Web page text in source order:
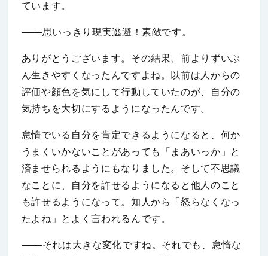
ています。
───思いっきり現実逃避！素敵です。
ありがとうございます。その結果、前よりずいぶ
ん生きやすくなったんですよね。以前は人からの
評価や顔色を気にして行動していたのが、自分の
気持ちを大切にするようになったんです。
怠惰でいる自分を肯定できるようになると、何か
うまくいかないことがあっても「まあいっか」と
済ませられるようにもなりました。そして不思議
なことに、自分を許せるようになると他人のこと
も許せるようになって。知人から「怒らなくなっ
たよね」とよく言われるんです。
───それは大きな変化ですね。それでも、怠惰な